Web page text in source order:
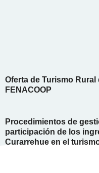
Oferta de Turismo
FENACOOP
Procedimientos de
participación de los
Curarrehue en el